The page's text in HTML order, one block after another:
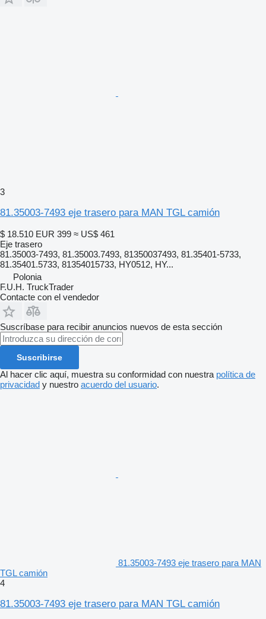
3
81.35003-7493 eje trasero para MAN TGL camión
$ 18.510 EUR 399 ≈ US$ 461
Eje trasero
81.35003-7493, 81.35003.7493, 81350037493, 81.35401-5733,
81.35401.5733, 81354015733, HY0512, HY...
Polonia
F.U.H. TruckTrader
Contacte con el vendedor
Suscríbase para recibir anuncios nuevos de esta sección
Suscribirse
Al hacer clic aquí, muestra su conformidad con nuestra política de
privacidad y nuestro acuerdo del usuario.
81.35003-7493 eje trasero para MAN
TGL camión
4
81.35003-7493 eje trasero para MAN TGL camión